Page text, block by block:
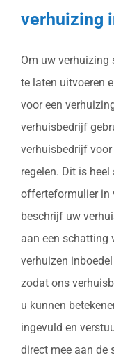
verhuizing
Om uw verhuizing
te laten uitvoeren
voor een
verhuisbedrijf
verhuisbedrijf
regelen. Dit is
offerteformulier in
beschrijf uw
aan een schatting
verhuizen
zodat ons
u kunnen
ingevuld en
direct mee aan de